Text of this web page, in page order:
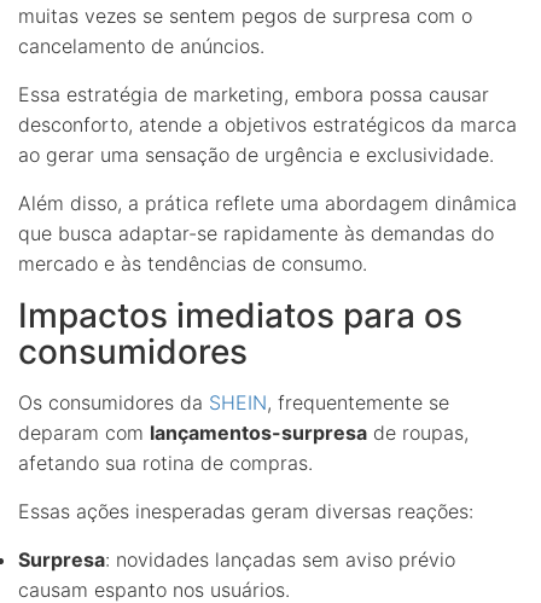
muitas vezes se sentem pegos de surpresa com o
cancelamento de anúncios.
Essa estratégia de marketing, embora possa causar
desconforto, atende a objetivos estratégicos da marca
ao gerar uma sensação de urgência e exclusividade.
Além disso, a prática reflete uma abordagem dinâmica
que busca adaptar-se rapidamente às demandas do
mercado e às tendências de consumo.
Impactos imediatos para os
consumidores
Os consumidores da SHEIN, frequentemente se
deparam com lançamentos-surpresa de roupas,
afetando sua rotina de compras.
Essas ações inesperadas geram diversas reações:
Surpresa: novidades lançadas sem aviso prévio
causam espanto nos usuários.